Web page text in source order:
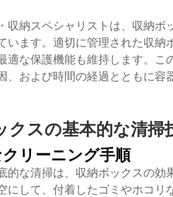
収納スペシャリストは、収納
います。適切に管理された収
適な保護機能も維持します。
、および時間の経過とともに
クスの基本的な清掃
リーニング手順
的な清掃は、収納ボックスの
にして、付着したゴミやホコ